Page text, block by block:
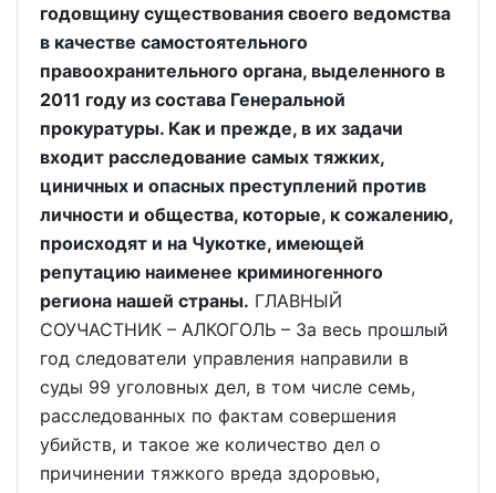
годовщину существования своего ведомства
в качестве самостоятельного
правоохранительного органа, выделенного в
2011 году из состава Генеральной
прокуратуры. Как и прежде, в их задачи
входит расследование самых тяжких,
циничных и опасных преступлений против
личности и общества, которые, к сожалению,
происходят и на Чукотке, имеющей
репутацию наименее криминогенного
региона нашей страны. ГЛАВНЫЙ
СОУЧАСТНИК – АЛКОГОЛЬ – За весь прошлый
год следователи управления направили в
суды 99 уголовных дел, в том числе семь,
расследованных по фактам совершения
убийств, и такое же количество дел о
причинении тяжкого вреда здоровью,